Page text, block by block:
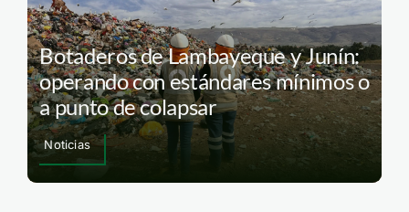
Botaderos de Lambayeque y Junín:
operando con estándares mínimos o
a punto de colapsar
Noticias